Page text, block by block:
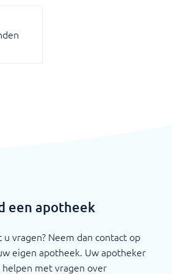
een apotheek
u vragen? Neem dan contact op
eigen apotheek. Uw apotheker
helpen met vragen over